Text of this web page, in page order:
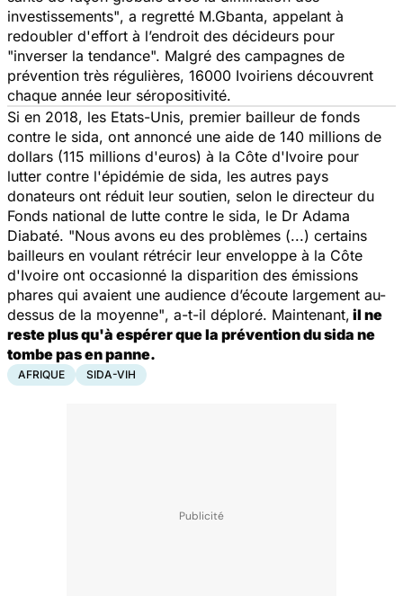
investissements", a regretté M.Gbanta, appelant à
redoubler d'effort à l’endroit des décideurs pour
"inverser la tendance". Malgré des campagnes de
prévention très régulières, 16000 Ivoiriens découvrent
chaque année leur séropositivité.
Si en 2018, les Etats-Unis, premier bailleur de fonds
contre le sida, ont annoncé une aide de 140 millions de
dollars (115 millions d'euros) à la Côte d'Ivoire pour
lutter contre l'épidémie de sida, les autres pays
donateurs ont réduit leur soutien, selon le directeur du
Fonds national de lutte contre le sida, le Dr Adama
Diabaté. "Nous avons eu des problèmes (...) certains
bailleurs en voulant rétrécir leur enveloppe à la Côte
d'Ivoire ont occasionné la disparition des émissions
phares qui avaient une audience d’écoute largement au-
dessus de la moyenne", a-t-il déploré. Maintenant, il ne
reste plus qu'à espérer que la prévention du sida ne
tombe pas en panne.
AFRIQUE SIDA-VIH